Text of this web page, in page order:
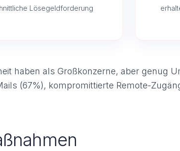
Lösegeldforderung
haben als Großkonzerne, aber genug
(67%), kompromittierte Remote-